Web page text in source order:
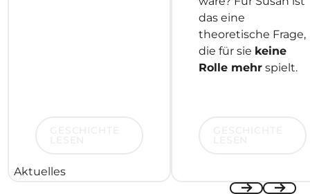
das eine
theoretische Frage,
die für sie keine
Rolle mehrspielt.
Aktuelles